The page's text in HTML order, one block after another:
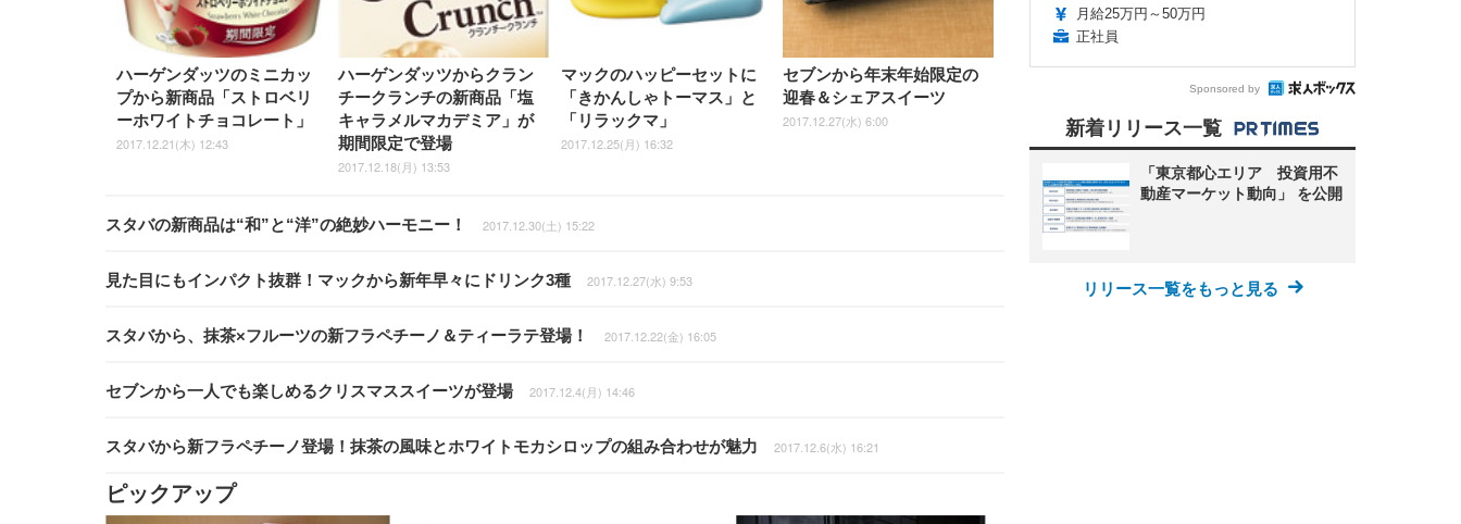
ハーゲンダッツのミニカッ
プから新商品「ストロベリ
ーホワイトチョコレート」
2017.12.21(木) 12:43
ハーゲンダッツからクラン
チークランチの新商品「塩
キャラメルマカデミア」が
期間限定で登場
2017.12.18(月) 13:53
マックのハッピーセットに
「きかんしゃトーマス」と
「リラックマ」
2017.12.25(月) 16:32
セブンから年末年始限定の
迎春＆シェアスイーツ
2017.12.27(水) 6:00
スタバの新商品は“和”と“洋”の絶妙ハーモニー！ 2017.12.30(土) 15:22
見た目にもインパクト抜群！マックから新年早々にドリンク3種 2017.12.27(水) 9:53
スタバから、抹茶×フルーツの新フラペチーノ＆ティーラテ登場！ 2017.12.22(金) 16:05
セブンから一人でも楽しめるクリスマススイーツが登場 2017.12.4(月) 14:46
スタバから新フラペチーノ登場！抹茶の風味とホワイトモカシロップの組み合わせが魅力 2017.12.6(水) 16:21
ピックアップ
月給25万円～50万円
正社員
Sponsored by
新着リリース一覧
「東京都心エリア 投資用不
動産マーケット動向」 を公開
リリース一覧をもっと見る